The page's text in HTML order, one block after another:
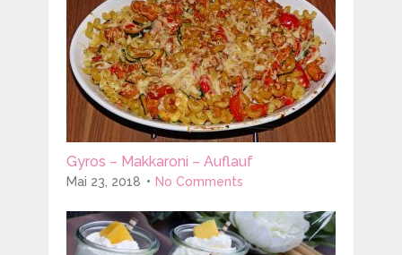
Gyros – Makkaroni – Auflauf
Mai 23, 2018 No Comments